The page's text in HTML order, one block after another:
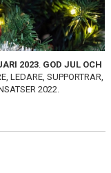
2023. GOD JUL OCH
LEDARE, SUPPORTRAR,
2022.